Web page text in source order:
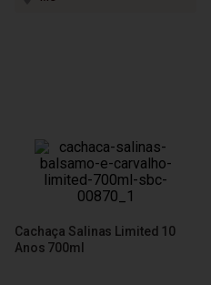
Cachaça Salinas Limited 10
Anos 700ml